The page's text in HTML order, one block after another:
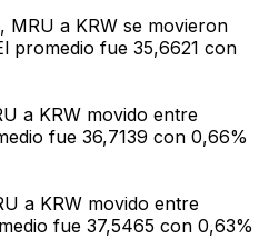
MRU a KRW se movieron
promedio fue 35,6621 con
a KRW movido entre
fue 36,7139 con 0,66%
a KRW movido entre
fue 37,5465 con 0,63%